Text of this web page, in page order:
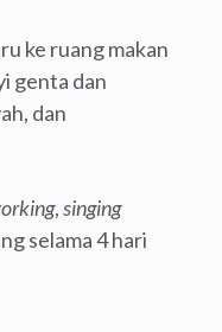
ke ruang makan
genta dan
dan
,singing
selama 4 hari